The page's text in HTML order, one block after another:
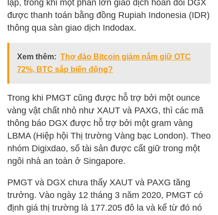
lập, trong khi một phần lớn giao dịch hoán đổi DGX
được thanh toán bằng đồng Rupiah Indonesia (IDR)
thông qua sàn giao dịch Indodax.
Xem thêm: Thợ đào Bitcoin giảm nắm giữ OTC
72%, BTC sắp biến động?
Trong khi PMGT cũng được hỗ trợ bởi một ounce
vàng vật chất nhỏ như XAUT và PAXG, thì các mã
thông báo DGX được hỗ trợ bởi một gram vàng
LBMA (Hiệp hội Thị trường Vàng bạc London). Theo
nhóm Digixdao, số tài sản được cất giữ trong một
ngôi nhà an toàn ở Singapore.
PMGT và DGX chưa thấy XAUT và PAXG tăng
trưởng. Vào ngày 12 tháng 3 năm 2020, PMGT có
định giá thị trường là 177.205 đô la và kể từ đó nó